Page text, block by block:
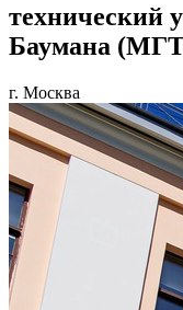
технический
Баумана
г. Москва